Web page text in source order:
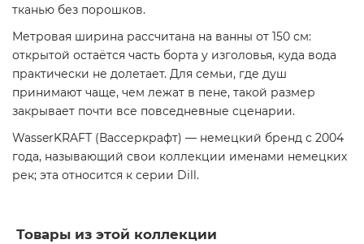
тканью без порошков.
Метровая ширина рассчитана на ванны от 150 см:
открытой остаётся часть борта у изголовья, куда вода
практически не долетает. Для семьи, где душ
принимают чаще, чем лежат в пене, такой размер
закрывает почти все повседневные сценарии.
WasserKRAFT (Вассеркрафт) — немецкий бренд с 2004
года, называющий свои коллекции именами немецких
рек; эта относится к серии Dill.
Товары из этой коллекции